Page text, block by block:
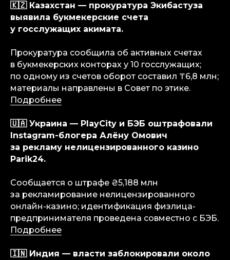
🇰🇿 Казахстан — прокуратура Экибастуза
выявила букмекерские счета
у госслужащих акимата.
Прокуратура сообщила об активных счетах
в букмекерских конторах у 10 госслужащих;
по одному из счетов оборот составил ₸6,8 млн;
материалы направлены в Совет по этике.
Подробнее
🇺🇦 Украина — PlayCity и БЭБ оштрафовали
Instagram-блогера Алёну Омович
за рекламу нелицензированного казино
Parik24.
Сообщается о штрафе ₴5,188 млн
за рекламирование нелицензированного
онлайн-казино; идентификация физлица-
предпринимателя проведена совместно с БЭБ.
Подробнее
🇮🇳 Индия — власти заблокировали около